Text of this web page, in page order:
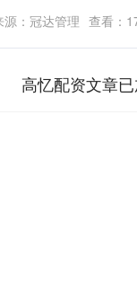
源：冠达管理 查看：
高忆配资文章